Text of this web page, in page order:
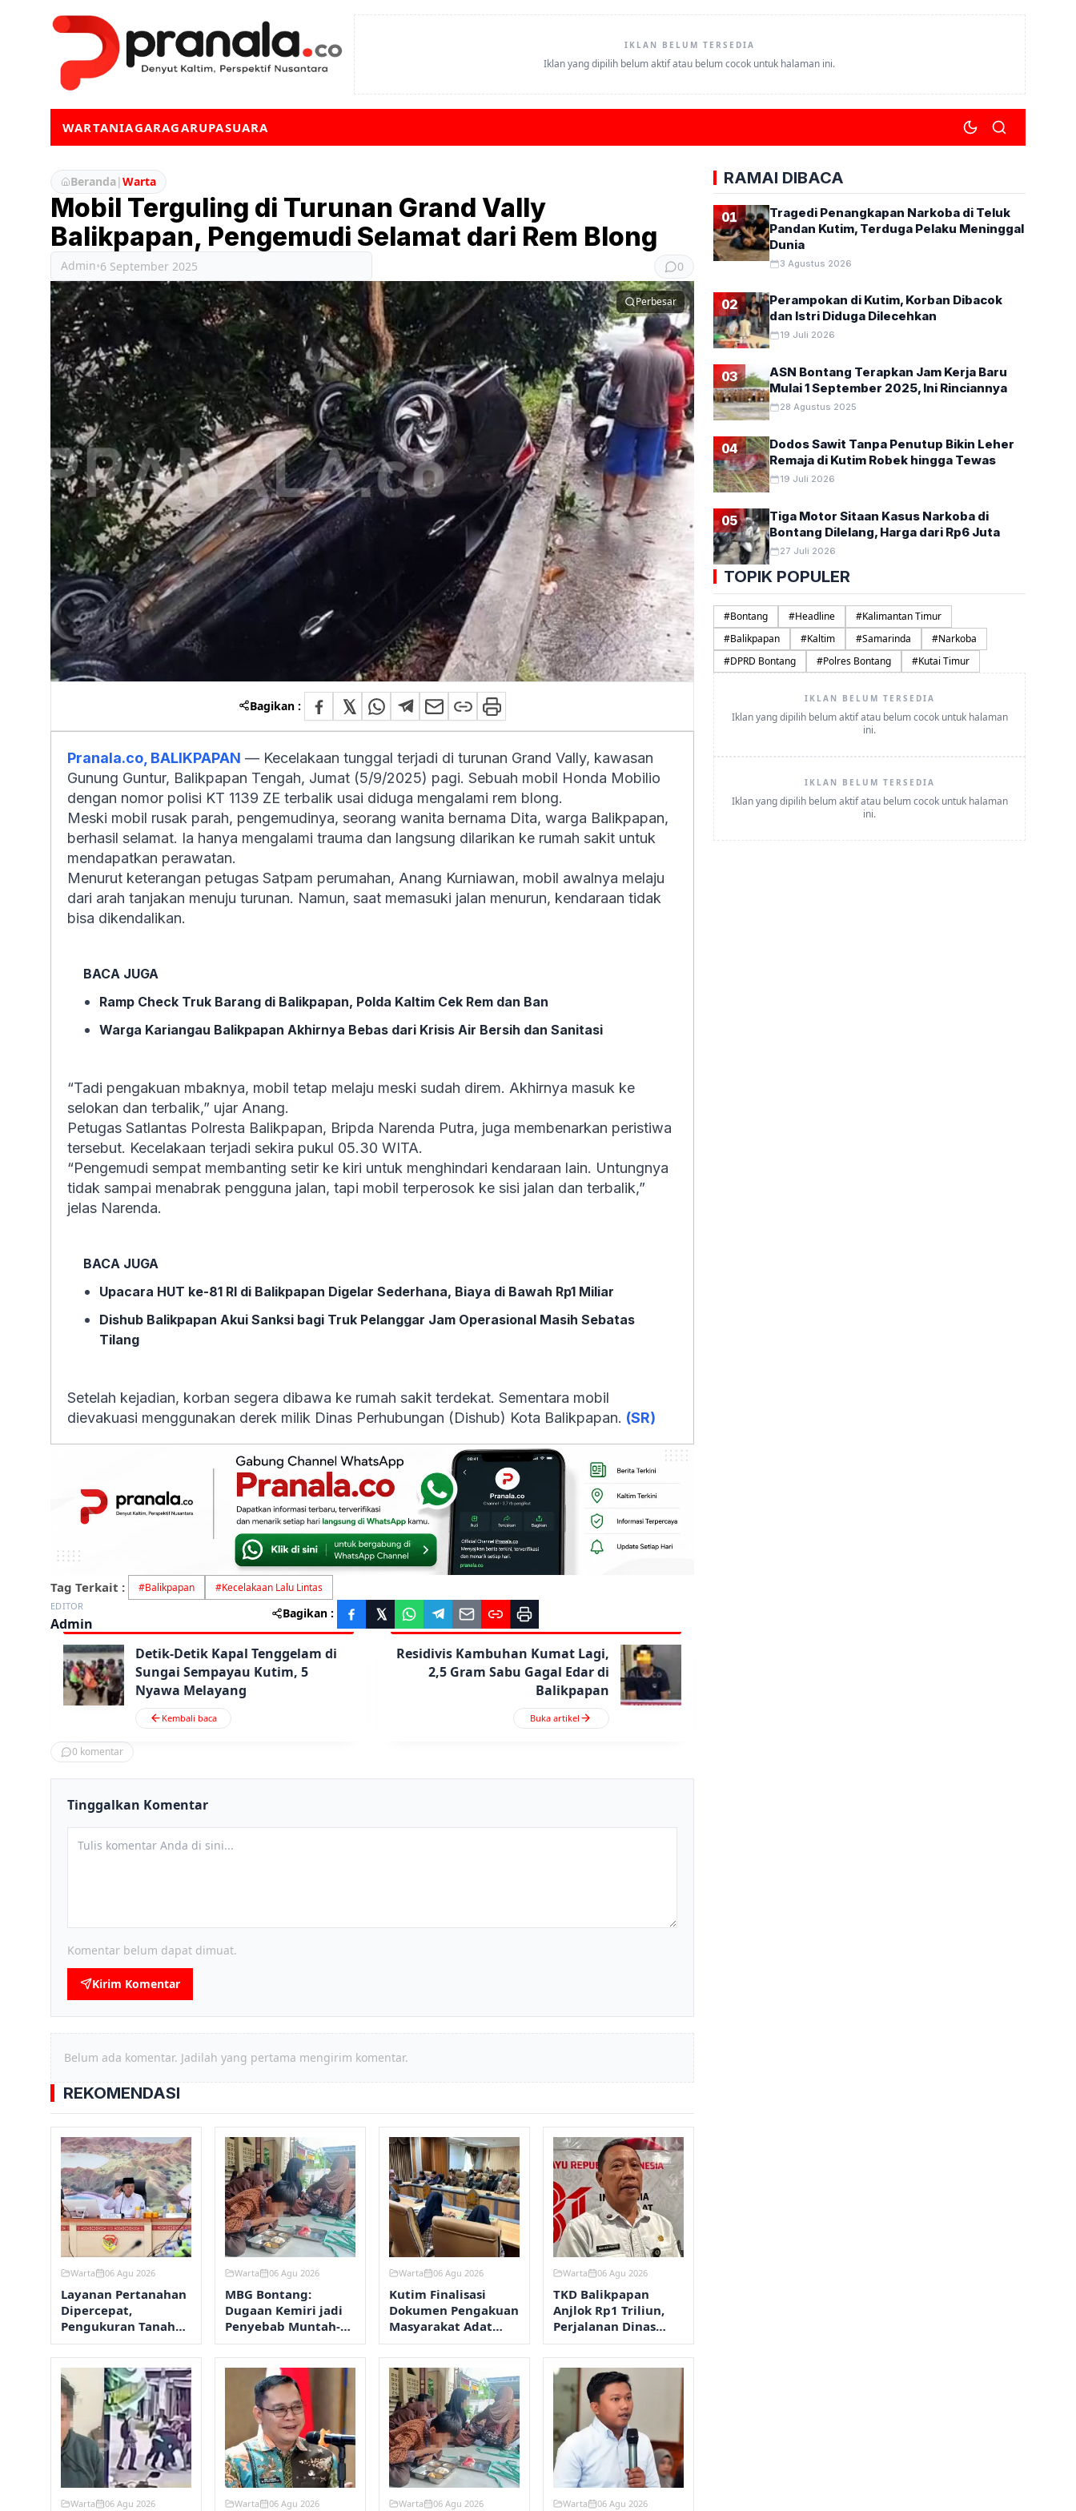
IKLAN BELUM TERSEDIA
Iklan yang dipilih belum aktif atau belum cocok untuk halaman ini.
WARTANIAGARAGARUPASUARA
Beranda|Warta
Mobil Terguling di Turunan Grand Vally
Balikpapan, Pengemudi Selamat dari Rem Blong
Admin•6 September 2025 0
Perbesar
Bagikan :
Pranala.co, BALIKPAPAN — Kecelakaan tunggal terjadi di turunan Grand Vally, kawasan
Gunung Guntur, Balikpapan Tengah, Jumat (5/9/2025) pagi. Sebuah mobil Honda Mobilio
dengan nomor polisi KT 1139 ZE terbalik usai diduga mengalami rem blong.
Meski mobil rusak parah, pengemudinya, seorang wanita bernama Dita, warga Balikpapan,
berhasil selamat. Ia hanya mengalami trauma dan langsung dilarikan ke rumah sakit untuk
mendapatkan perawatan.
Menurut keterangan petugas Satpam perumahan, Anang Kurniawan, mobil awalnya melaju
dari arah tanjakan menuju turunan. Namun, saat memasuki jalan menurun, kendaraan tidak
bisa dikendalikan.
BACA JUGA
Ramp Check Truk Barang di Balikpapan, Polda Kaltim Cek Rem dan Ban
Warga Kariangau Balikpapan Akhirnya Bebas dari Krisis Air Bersih dan Sanitasi
“Tadi pengakuan mbaknya, mobil tetap melaju meski sudah direm. Akhirnya masuk ke
selokan dan terbalik,” ujar Anang.
Petugas Satlantas Polresta Balikpapan, Bripda Narenda Putra, juga membenarkan peristiwa
tersebut. Kecelakaan terjadi sekira pukul 05.30 WITA.
“Pengemudi sempat membanting setir ke kiri untuk menghindari kendaraan lain. Untungnya
tidak sampai menabrak pengguna jalan, tapi mobil terperosok ke sisi jalan dan terbalik,”
jelas Narenda.
BACA JUGA
Upacara HUT ke-81 RI di Balikpapan Digelar Sederhana, Biaya di Bawah Rp1 Miliar
Dishub Balikpapan Akui Sanksi bagi Truk Pelanggar Jam Operasional Masih Sebatas
Tilang
Setelah kejadian, korban segera dibawa ke rumah sakit terdekat. Sementara mobil
dievakuasi menggunakan derek milik Dinas Perhubungan (Dishub) Kota Balikpapan. (SR)
Tag Terkait : #Balikpapan #Kecelakaan Lalu Lintas
EDITOR
Admin
Bagikan :
Detik-Detik Kapal Tenggelam di
Sungai Sempayau Kutim, 5
Nyawa Melayang
Kembali baca
Residivis Kambuhan Kumat Lagi,
2,5 Gram Sabu Gagal Edar di
Balikpapan
Buka artikel
0 komentar
Tinggalkan Komentar
Komentar belum dapat dimuat.
Kirim Komentar
Belum ada komentar. Jadilah yang pertama mengirim komentar.
REKOMENDASI
Warta 06 Agu 2026
Layanan Pertanahan
Dipercepat,
Pengukuran Tanah
Maksimal 12 Hari
Warta 06 Agu 2026
MBG Bontang:
Dugaan Kemiri jadi
Penyebab Muntah-
Diare, Hasil Lab
Ditunggu
Warta 06 Agu 2026
Kutim Finalisasi
Dokumen Pengakuan
Masyarakat Adat
Wehea
Warta 06 Agu 2026
TKD Balikpapan
Anjlok Rp1 Triliun,
Perjalanan Dinas
Dipangkas
Warta 06 Agu 2026 Warta 06 Agu 2026 Warta 06 Agu 2026 Warta 06 Agu 2026
RAMAI DIBACA
01
Tragedi Penangkapan Narkoba di Teluk
Pandan Kutim, Terduga Pelaku Meninggal
Dunia
3 Agustus 2026
02
Perampokan di Kutim, Korban Dibacok
dan Istri Diduga Dilecehkan
19 Juli 2026
03
ASN Bontang Terapkan Jam Kerja Baru
Mulai 1 September 2025, Ini Rinciannya
28 Agustus 2025
04
Dodos Sawit Tanpa Penutup Bikin Leher
Remaja di Kutim Robek hingga Tewas
19 Juli 2026
05
Tiga Motor Sitaan Kasus Narkoba di
Bontang Dilelang, Harga dari Rp6 Juta
27 Juli 2026
TOPIK POPULER
#Bontang #Headline #Kalimantan Timur
#Balikpapan #Kaltim #Samarinda #Narkoba
#DPRD Bontang #Polres Bontang #Kutai Timur
IKLAN BELUM TERSEDIA
Iklan yang dipilih belum aktif atau belum cocok untuk halaman
ini.
IKLAN BELUM TERSEDIA
Iklan yang dipilih belum aktif atau belum cocok untuk halaman
ini.